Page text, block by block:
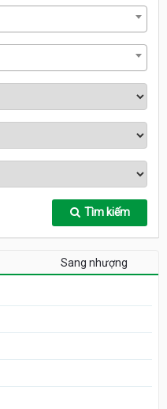
Tìm kiếm
Sang nhượng